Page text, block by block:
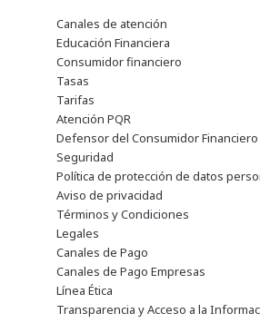
Canales de atención
Educación Financiera
Consumidor financiero
Tasas
Tarifas
Atención PQR
Defensor del Consumidor Financiero
Seguridad
Política de protección de datos
Aviso de privacidad
Términos y Condiciones
Legales
Canales de Pago
Canales de Pago Empresas
Línea Ética
Transparencia y Acceso a la